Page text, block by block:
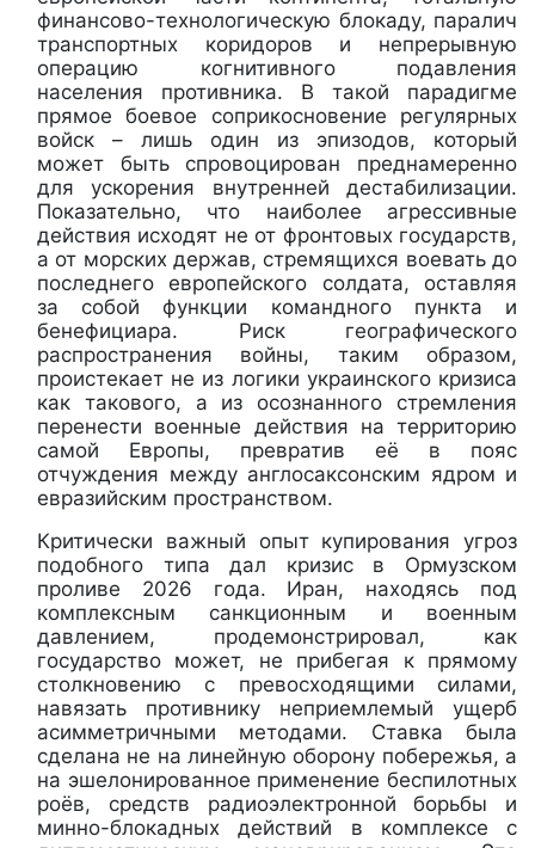
финансово-технологическую блокаду, паралич
транспортных коридоров и непрерывную
операцию когнитивного подавления
населения противника. В такой парадигме
прямое боевое соприкосновение регулярных
войск – лишь один из эпизодов, который
может быть спровоцирован преднамеренно
для ускорения внутренней дестабилизации.
Показательно, что наиболее агрессивные
действия исходят не от фронтовых государств,
а от морских держав, стремящихся воевать до
последнего европейского солдата, оставляя
за собой функции командного пункта и
бенефициара. Риск географического
распространения войны, таким образом,
проистекает не из логики украинского кризиса
как такового, а из осознанного стремления
перенести военные действия на территорию
самой Европы, превратив её в пояс
отчуждения между англосаксонским ядром и
евразийским пространством.
Критически важный опыт купирования угроз
подобного типа дал кризис в Ормузском
проливе 2026 года. Иран, находясь под
комплексным санкционным и военным
давлением, продемонстрировал, как
государство может, не прибегая к прямому
столкновению с превосходящими силами,
навязать противнику неприемлемый ущерб
асимметричными методами. Ставка была
сделана не на линейную оборону побережья, а
на эшелонированное применение беспилотных
роёв, средств радиоэлектронной борьбы и
минно-блокадных действий в комплексе с